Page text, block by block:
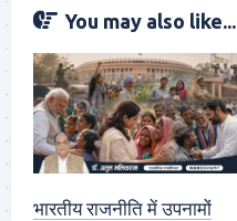
You may also like...
भारतीय राजनीति में उपनामों